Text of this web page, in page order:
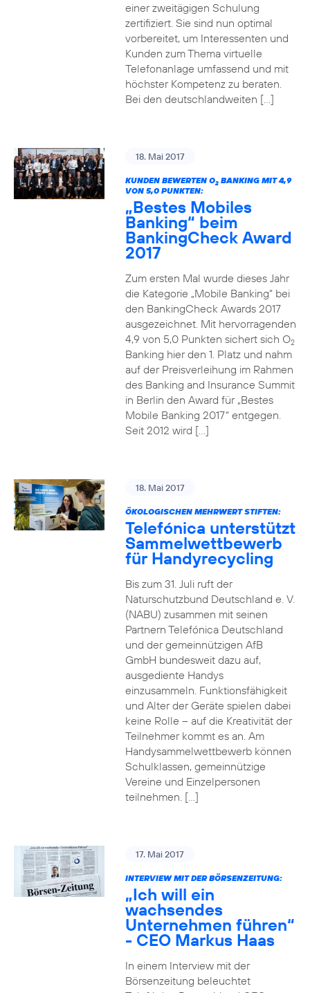
einer zweitägigen Schulung
zertifiziert. Sie sind nun optimal
vorbereitet, um Interessenten und
Kunden zum Thema virtuelle
Telefonanlage umfassend und mit
höchster Kompetenz zu beraten.
Bei den deutschlandweiten […]
18. Mai 2017
KUNDEN BEWERTEN O2BANKING MIT 4,9
VON 5,0 PUNKTEN:
„Bestes Mobiles
Banking“ beim
BankingCheck Award
2017
Zum ersten Mal wurde dieses Jahr
die Kategorie „Mobile Banking“ bei
den BankingCheck Awards 2017
ausgezeichnet. Mit hervorragenden
4,9 von 5,0 Punkten sichert sich O2
Banking hier den 1. Platz und nahm
auf der Preisverleihung im Rahmen
des Banking and Insurance Summit
in Berlin den Award für „Bestes
Mobile Banking 2017“ entgegen.
Seit 2012 wird […]
18. Mai 2017
ÖKOLOGISCHEN MEHRWERT STIFTEN:
Telefónica unterstützt
Sammelwettbewerb
für Handyrecycling
Bis zum 31. Juli ruft der
Naturschutzbund Deutschland e. V.
(NABU) zusammen mit seinen
Partnern Telefónica Deutschland
und der gemeinnützigen AfB
GmbH bundesweit dazu auf,
ausgediente Handys
einzusammeln. Funktionsfähigkeit
und Alter der Geräte spielen dabei
keine Rolle – auf die Kreativität der
Teilnehmer kommt es an. Am
Handysammelwettbewerb können
Schulklassen, gemeinnützige
Vereine und Einzelpersonen
teilnehmen. […]
17. Mai 2017
INTERVIEW MIT DER BÖRSENZEITUNG:
„Ich will ein
wachsendes
Unternehmen führen“
- CEO Markus Haas
In einem Interview mit der
Börsenzeitung beleuchtet